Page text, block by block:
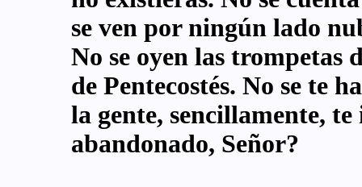
se ven por ningún lado
No se oyen las trompetas
de Pentecostés. No se te
la gente, sencillamente,
abandonado, Señor?